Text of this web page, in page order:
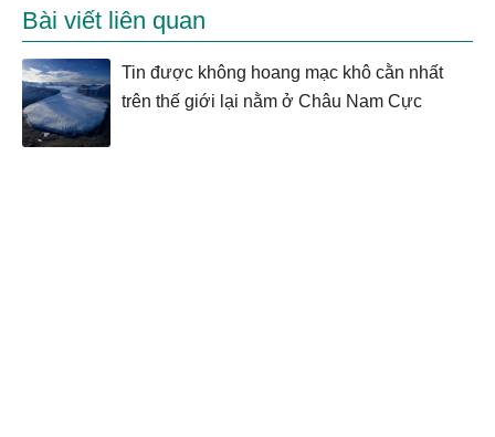
Bài viết liên quan
Tin được không hoang mạc khô cằn nhất
trên thế giới lại nằm ở Châu Nam Cực